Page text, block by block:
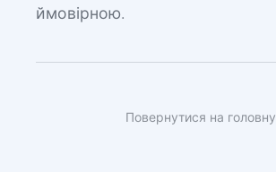
ймовірною.
Повернутися на головну